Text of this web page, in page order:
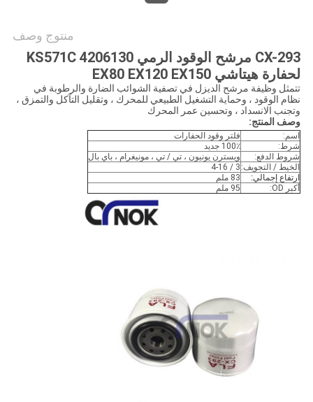
POLICY
منتوج وصف
CX-293 مرشح الوقود الرمي KS571C 4206130
لحفارة هيتاشي EX80 EX120 EX150
تتمثل وظيفة مرشح الديزل في تصفية الشوائب الضارة والرطوبة في
نظام الوقود ، وحماية التشغيل الطبيعي للمحرك ، وتقليل التآكل والتمزق ،
وتجنب الانسداد ، وتحسين عمر المحرك
وصف المنتج:
اسم:
فلتر وقود الحفارات
شرط:
100٪ جديد
شروط الدفع:
ويسترن يونيون ، تي / تي ، مونيغرام ، باي بال
الخيط / التجويف: 3 / 4-16
ارتفاع إجمالي:
83 ملم
أكبر OD:
95 ملم